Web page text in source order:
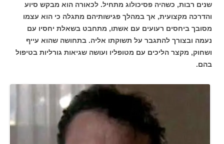
שנים רבות, כשהיה פסיכולוג מתחיל. לכאורה הוא מבקש סיוע
והדרכה מקצועית, אך במהלך פגישותיהם מתגלה כי הוא עצמו
מסובך ביחסים רעועים עם אשתו, מתחבט בשאלת יחסיו עם
נעמה ובצורך להתגבר על תשוקתו אליה. בתחושה שהוא עייף
ושחוק, מקצר הליכים עם מטופליו ועושה שגיאות גורליות בטיפול
בהם.